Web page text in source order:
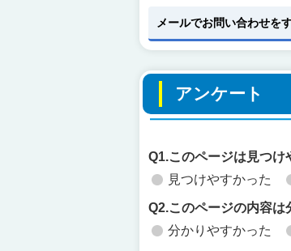
メールでお問い合わせを
アンケート
Q1.このページは見つけ
見つけやすかった
Q2.このページの内容は
分かりやすかった